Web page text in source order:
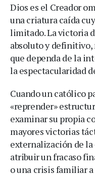
Dios es el Creador
una criatura caída
limitado. La victoria
absoluto y definitivo,
que dependa de la
la espectacularidad
Cuando un católico
«reprender»
examinar su propia
mayores victorias
externalización de la
atribuir un fracaso
o una crisis familiar